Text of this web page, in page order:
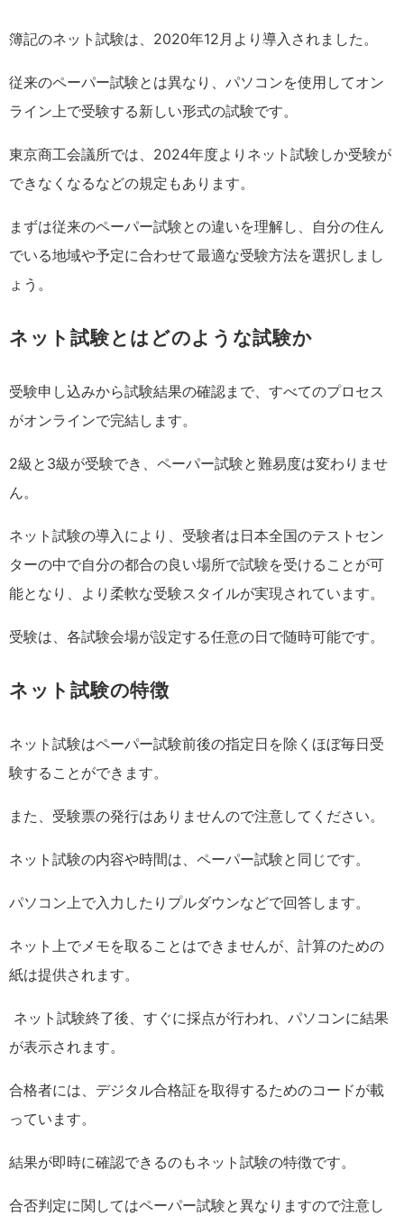
簿記のネット試験は、2020年12月より導入されました。
従来のペーパー試験とは異なり、パソコンを使用してオン
ライン上で受験する新しい形式の試験です。
東京商工会議所では、2024年度よりネット試験しか受験が
できなくなるなどの規定もあります。
まずは従来のペーパー試験との違いを理解し、自分の住ん
でいる地域や予定に合わせて最適な受験方法を選択しまし
ょう。
ネット試験とはどのような試験か
受験申し込みから試験結果の確認まで、すべてのプロセス
がオンラインで完結します。
2級と3級が受験でき、ペーパー試験と難易度は変わりませ
ん。
ネット試験の導入により、受験者は日本全国のテストセン
ターの中で自分の都合の良い場所で試験を受けることが可
能となり、より柔軟な受験スタイルが実現されています。
受験は、各試験会場が設定する任意の日で随時可能です。
ネット試験の特徴
ネット試験はペーパー試験前後の指定日を除くほぼ毎日受
験することができます。
また、受験票の発行はありませんので注意してください。
ネット試験の内容や時間は、ペーパー試験と同じです。
パソコン上で入力したりプルダウンなどで回答します。
ネット上でメモを取ることはできませんが、計算のための
紙は提供されます。
ネット試験終了後、すぐに採点が行われ、パソコンに結果
が表示されます。
合格者には、デジタル合格証を取得するためのコードが載
っています。
結果が即時に確認できるのもネット試験の特徴です。
合否判定に関してはペーパー試験と異なりますので注意し